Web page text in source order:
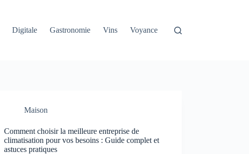
Digitale Gastronomie Vins Voyance
Maison
Comment choisir la meilleure entreprise de
climatisation pour vos besoins : Guide complet et
astuces pratiques